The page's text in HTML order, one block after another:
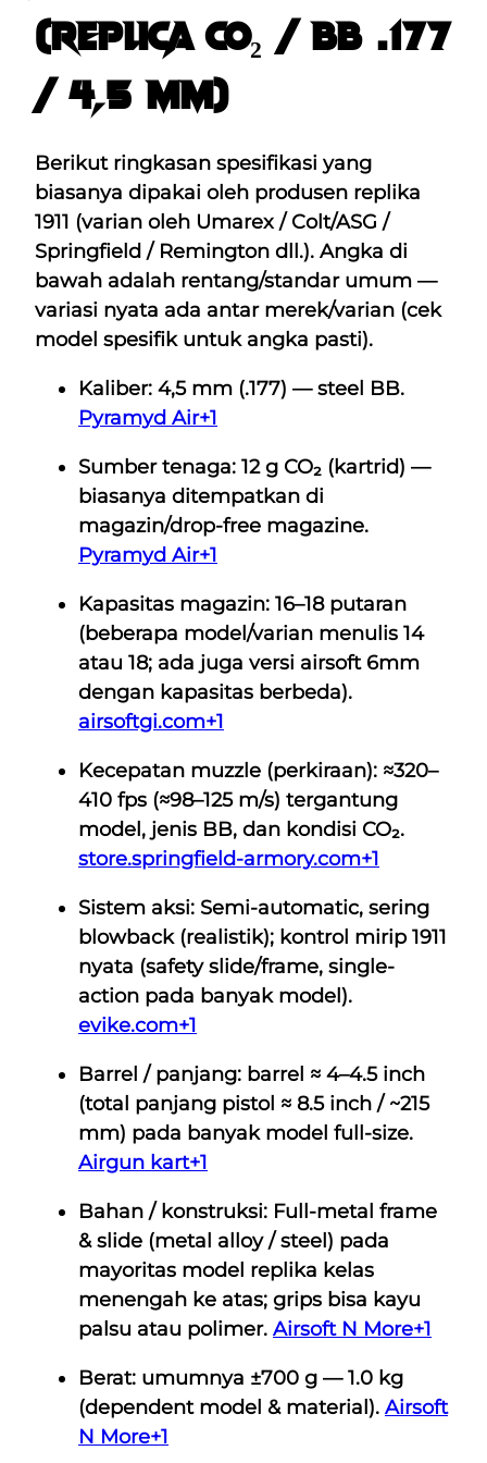
0
.
0
.
G
R
A
D
B
O
N
U
S
G
A
(replica CO₂ / BB .177
/ 4,5 mm)
Berikut ringkasan spesifikasi yang
biasanya dipakai oleh produsen replika
1911 (varian oleh Umarex / Colt/ASG /
Springfield / Remington dll.). Angka di
bawah adalah rentang/standar umum —
variasi nyata ada antar merek/varian (cek
model spesifik untuk angka pasti).
Kaliber: 4,5 mm (.177) — steel BB.
Pyramyd Air+1
Sumber tenaga: 12 g CO₂ (kartrid) —
biasanya ditempatkan di
magazin/drop-free magazine.
Pyramyd Air+1
Kapasitas magazin: 16–18 putaran
(beberapa model/varian menulis 14
atau 18; ada juga versi airsoft 6mm
dengan kapasitas berbeda).
airsoftgi.com+1
Kecepatan muzzle (perkiraan): ≈320–
410 fps (≈98–125 m/s) tergantung
model, jenis BB, dan kondisi CO₂.
store.springfield-armory.com+1
Sistem aksi: Semi-automatic, sering
blowback (realistik); kontrol mirip 1911
nyata (safety slide/frame, single-
action pada banyak model).
evike.com+1
Barrel / panjang: barrel ≈ 4–4.5 inch
(total panjang pistol ≈ 8.5 inch / ~215
mm) pada banyak model full-size.
Airgun kart+1
Bahan / konstruksi: Full-metal frame
& slide (metal alloy / steel) pada
mayoritas model replika kelas
menengah ke atas; grips bisa kayu
palsu atau polimer. Airsoft N More+1
Berat: umumnya ±700 g — 1.0 kg
(dependent model & material). Airsoft
N More+1